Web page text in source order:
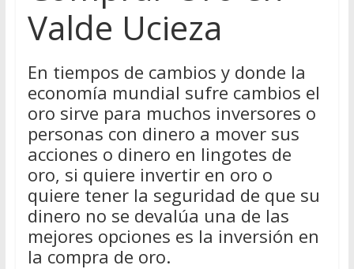
Valde Ucieza
En tiempos de cambios y donde la
economía mundial sufre cambios el
oro sirve para muchos inversores o
personas con dinero a mover sus
acciones o dinero en lingotes de
oro, si quiere invertir en oro o
quiere tener la seguridad de que su
dinero no se devalúa una de las
mejores opciones es la inversión en
la compra de oro.